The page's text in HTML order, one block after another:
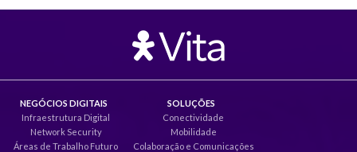
NEGÓCIOS DIGITAIS
Infraestrutura Digital
Network Security
Áreas de Trabalho Futuro
SOLUÇÕES
Conectividade
Mobilidade
Colaboração e Comunicações